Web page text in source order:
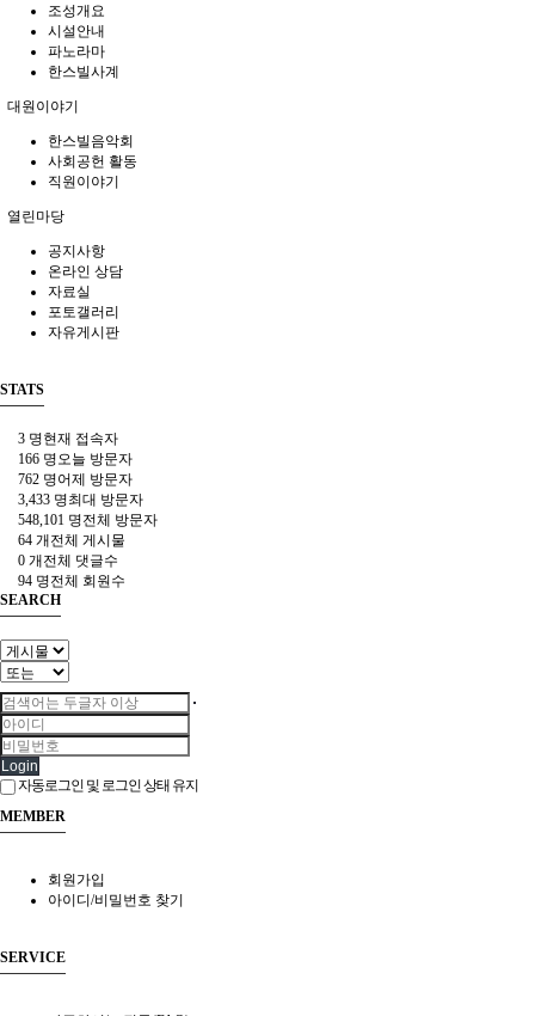
조성개요
시설안내
파노라마
한스빌사계
대원이야기
한스빌음악회
사회공헌 활동
직원이야기
열린마당
공지사항
온라인 상담
자료실
포토갤러리
자유게시판
STATS
3 명현재 접속자
166 명 오늘 방문자
762 명어제 방문자
3,433 명최대 방문자
548,101 명전체 방문자
64 개전체 게시물
0 개전체 댓글수
94 명전체 회원수
SEARCH
Login
자동로그인 및 로그인 상태 유지
MEMBER
회원가입
아이디/비밀번호 찾기
SERVICE